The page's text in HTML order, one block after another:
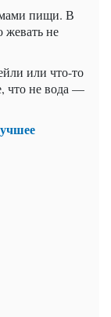
пищи. В
жевать не
или что-то
что не вода —